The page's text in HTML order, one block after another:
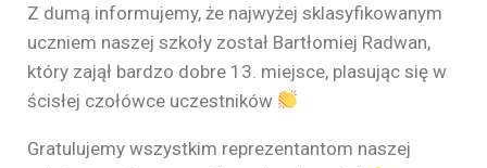
Z dumą informujemy, że najwyżej sklasyfikowanym
uczniem naszej szkoły został Bartłomiej Radwan,
który zajął bardzo dobre 13. miejsce, plasując się w
ścisłej czołówce uczestników
Gratulujemy wszystkim reprezentantom naszej